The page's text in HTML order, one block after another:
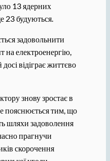
13 ядерних
23 будуються.
задовольнити
на електроенергію,
відіграє життєво
знову зростає в
пояснюється тим, що
шляхи задоволення
прагнучи
скорочення